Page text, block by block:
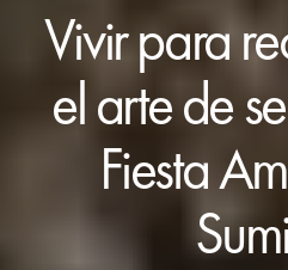
Vivir para
el arte de
Fiesta